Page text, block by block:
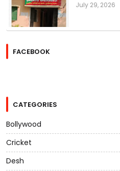
July 29, 2026
FACEBOOK
CATEGORIES
Bollywood
Cricket
Desh